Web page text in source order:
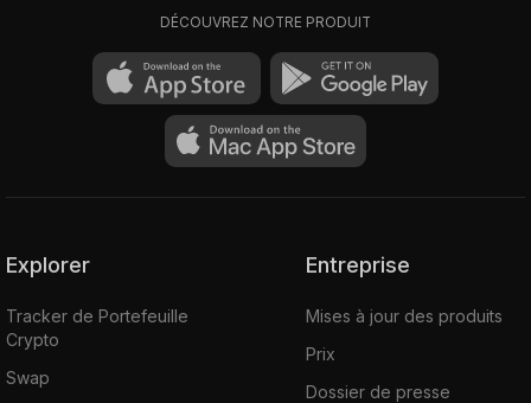
DÉCOUVREZ NOTRE PRODUIT
Explorer
Tracker de Portefeuille
Crypto
Swap
Entreprise
Mises à jour des produits
Prix
Dossier de presse